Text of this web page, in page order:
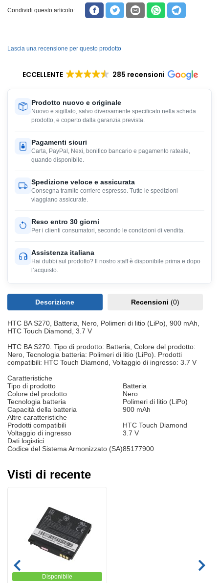
Condividi questo articolo:
Lascia una recensione per questo prodotto
ECCELLENTE 285 recensioni
Prodotto nuovo e originale
Nuovo e sigillato, salvo diversamente specificato nella scheda
prodotto, e coperto dalla garanzia prevista.
Pagamenti sicuri
Carta, PayPal, Nexi, bonifico bancario e pagamento rateale,
quando disponibile.
Spedizione veloce e assicurata
Consegna tramite corriere espresso. Tutte le spedizioni
viaggiano assicurate.
Reso entro 30 giorni
Per i clienti consumatori, secondo le condizioni di vendita.
Assistenza italiana
Hai dubbi sul prodotto? Il nostro staff è disponibile prima e dopo
l’acquisto.
Descrizione Recensioni (0)
HTC BA S270, Batteria, Nero, Polimeri di litio (LiPo), 900 mAh,
HTC Touch Diamond, 3.7 V
HTC BA S270. Tipo di prodotto: Batteria, Colore del prodotto:
Nero, Tecnologia batteria: Polimeri di litio (LiPo). Prodotti
compatibili: HTC Touch Diamond, Voltaggio di ingresso: 3.7 V
Caratteristiche
Tipo di prodotto
Batteria
Colore del prodotto
Nero
Tecnologia batteria
Polimeri di litio (LiPo)
Capacità della batteria
900 mAh
Altre caratteristiche
Prodotti compatibili
HTC Touch Diamond
Voltaggio di ingresso
3.7 V
Dati logistici
Codice del Sistema Armonizzato (SA)85177900
Visti di recente
Disponibile